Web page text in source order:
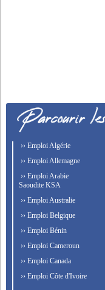
›› Emploi Algérie
›› Emploi Allemagne
›› Emploi Arabie
Saoudite KSA
›› Emploi Australie
›› Emploi Belgique
›› Emploi Bénin
›› Emploi Cameroun
›› Emploi Canada
›› Emploi Côte d'Ivoire